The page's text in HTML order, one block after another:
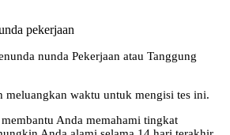
nunda Pekerjaan atau Tanggung
meluangkan waktu untuk mengisi tes ini.
Anda memahami tingkat